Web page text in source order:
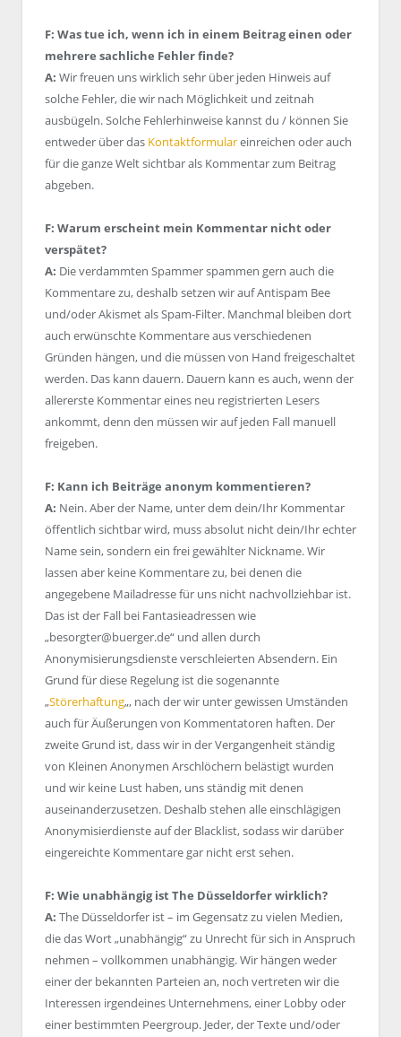
F: Was tue ich, wenn ich in einem Beitrag einen oder
mehrere sachliche Fehler finde?
A: Wir freuen uns wirklich sehr über jeden Hinweis auf
solche Fehler, die wir nach Möglichkeit und zeitnah
ausbügeln. Solche Fehlerhinweise kannst du / können Sie
entweder über das Kontaktformulareinreichen oder auch
für die ganze Welt sichtbar als Kommentar zum Beitrag
abgeben.
F: Warum erscheint mein Kommentar nicht oder
verspätet?
A: Die verdammten Spammer spammen gern auch die
Kommentare zu, deshalb setzen wir auf Antispam Bee
und/oder Akismet als Spam-Filter. Manchmal bleiben dort
auch erwünschte Kommentare aus verschiedenen
Gründen hängen, und die müssen von Hand freigeschaltet
werden. Das kann dauern. Dauern kann es auch, wenn der
allererste Kommentar eines neu registrierten Lesers
ankommt, denn den müssen wir auf jeden Fall manuell
freigeben.
F: Kann ich Beiträge anonym kommentieren?
A: Nein. Aber der Name, unter dem dein/Ihr Kommentar
öffentlich sichtbar wird, muss absolut nicht dein/Ihr echter
Name sein, sondern ein frei gewählter Nickname. Wir
lassen aber keine Kommentare zu, bei denen die
angegebene Mailadresse für uns nicht nachvollziehbar ist.
Das ist der Fall bei Fantasieadressen wie
„besorgter@buerger.de“ und allen durch
Anonymisierungsdienste verschleierten Absendern. Ein
Grund für diese Regelung ist die sogenannte
„Störerhaftung„, nach der wir unter gewissen Umständen
auch für Äußerungen von Kommentatoren haften. Der
zweite Grund ist, dass wir in der Vergangenheit ständig
von Kleinen Anonymen Arschlöchern belästigt wurden
und wir keine Lust haben, uns ständig mit denen
auseinanderzusetzen. Deshalb stehen alle einschlägigen
Anonymisierdienste auf der Blacklist, sodass wir darüber
eingereichte Kommentare gar nicht erst sehen.
F: Wie unabhängig ist The Düsseldorfer wirklich?
A: The Düsseldorfer ist – im Gegensatz zu vielen Medien,
die das Wort „unabhängig“ zu Unrecht für sich in Anspruch
nehmen – vollkommen unabhängig. Wir hängen weder
einer der bekannten Parteien an, noch vertreten wir die
Interessen irgendeines Unternehmens, einer Lobby oder
einer bestimmten Peergroup. Jeder, der Texte und/oder